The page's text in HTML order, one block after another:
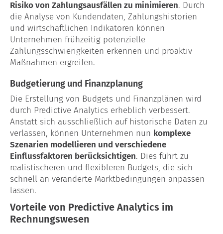
Risiko von Zahlungsausfällen zu minimieren. Durch
die Analyse von Kundendaten, Zahlungshistorien
und wirtschaftlichen Indikatoren können
Unternehmen frühzeitig potenzielle
Zahlungsschwierigkeiten erkennen und proaktiv
Maßnahmen ergreifen.
Budgetierung und Finanzplanung
Die Erstellung von Budgets und Finanzplänen wird
durch Predictive Analytics erheblich verbessert.
Anstatt sich ausschließlich auf historische Daten zu
verlassen, können Unternehmen nun komplexe
Szenarien modellieren und verschiedene
Einflussfaktoren berücksichtigen. Dies führt zu
realistischeren und flexibleren Budgets, die sich
schnell an veränderte Marktbedingungen anpassen
lassen.
Vorteile von Predictive Analytics im
Rechnungswesen